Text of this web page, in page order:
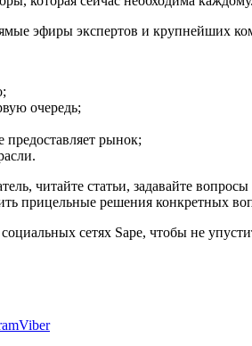
эфиры экспертов и крупнейших
очередь;
предоставляет рынок;
читайте статьи, задавайте
прицельные решения конкретных
сетях Sape, чтобы не
Viber